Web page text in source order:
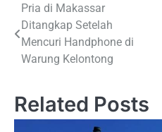
Navigasi
pos
Pria di Makassar
Ditangkap Setelah
Mencuri Handphone di
Warung Kelontong
Related Posts